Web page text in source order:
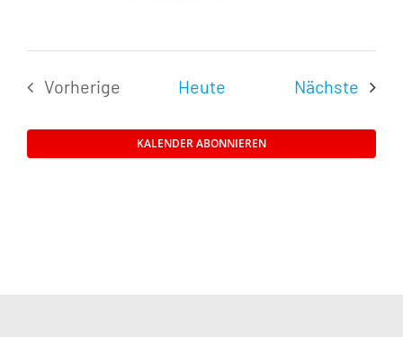
Vorherige
Heute Nächste
KALENDER ABONNIEREN